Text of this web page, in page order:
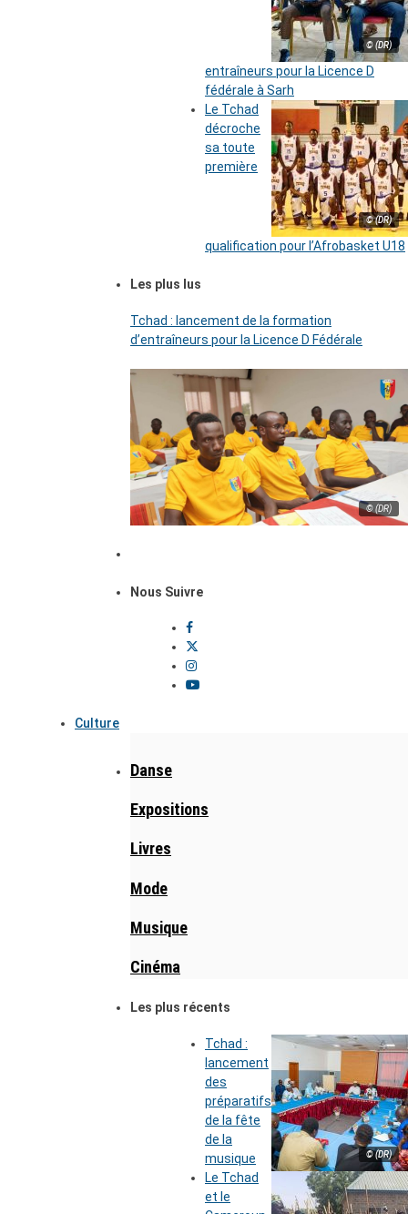
© (DR)
entraîneurs pour la Licence D
fédérale à Sarh
© (DR)
Le Tchad
décroche
sa toute
première
qualification pour l’Afrobasket U18
Les plus lus
Tchad : lancement de la formation
d’entraîneurs pour la Licence D Fédérale
© (DR)
Nous Suivre
Culture
Danse
Expositions
Livres
Mode
Musique
Cinéma
Les plus récents
© (DR)
Tchad :
lancement
des
préparatifs
de la fête
de la
musique
Le Tchad
et le